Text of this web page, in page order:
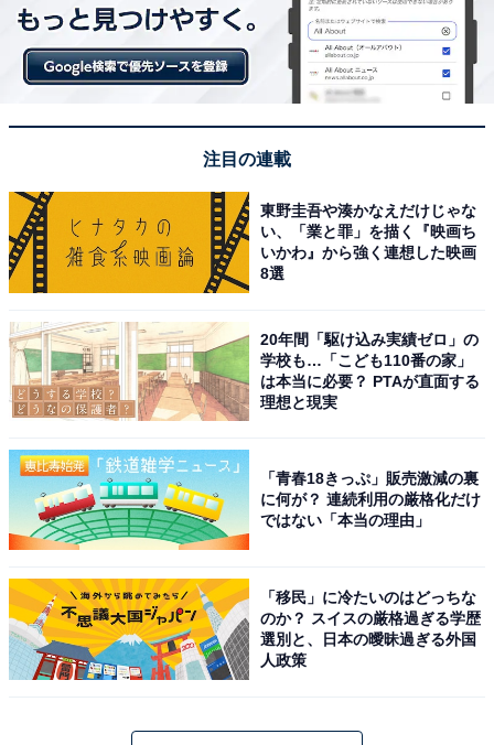
注目の連載
東野圭吾や湊かなえだけじゃな
い、「業と罪」を描く『映画ち
いかわ』から強く連想した映画
8選
20年間「駆け込み実績ゼロ」の
学校も…「こども110番の家」
は本当に必要？ PTAが直面する
理想と現実
「青春18きっぷ」販売激減の裏
に何が？ 連続利用の厳格化だけ
ではない「本当の理由」
「移民」に冷たいのはどっちな
のか？ スイスの厳格過ぎる学歴
選別と、日本の曖昧過ぎる外国
人政策